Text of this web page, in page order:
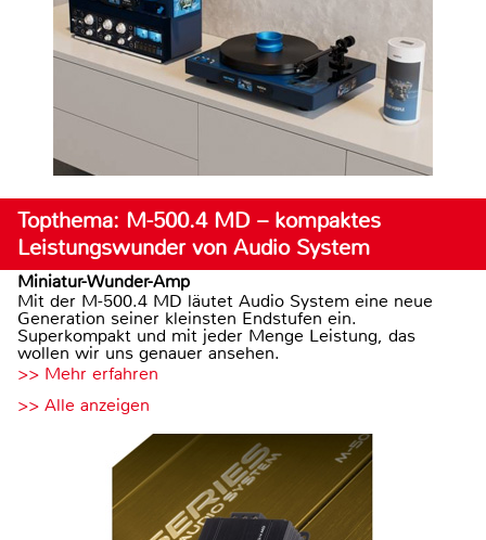
Topthema: M-500.4 MD – kompaktes
Leistungswunder von Audio System
Miniatur-Wunder-Amp
Mit der M-500.4 MD läutet Audio System eine neue
Generation seiner kleinsten Endstufen ein.
Superkompakt und mit jeder Menge Leistung, das
wollen wir uns genauer ansehen.
>> Mehr erfahren
>> Alle anzeigen